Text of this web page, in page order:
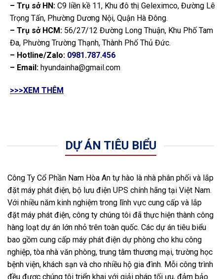
– Trụ sở HN: C9 liền kề 11, Khu đô thị Geleximco, Đường Lê
Trọng Tấn, Phường Dương Nội, Quận Hà Đông.
– Trụ sở HCM: 56/27/12 Đường Long Thuận, Khu Phố Tam
Đa, Phường Trường Thạnh, Thành Phố Thủ Đức.
– Hotline/Zalo: 0981.787.456
– Email: hyundainha@gmail.com
>>>XEM THÊM
DỰ ÁN TIÊU BIỂU
Công Ty Cổ Phần Nam Hòa An tự hào là nhà phân phối và lắp
đặt máy phát điện, bộ lưu điện UPS chính hãng tại Việt Nam.
Với nhiều năm kinh nghiệm trong lĩnh vực cung cấp và lắp
đặt máy phát điện, công ty chúng tôi đã thực hiện thành công
hàng loạt dự án lớn nhỏ trên toàn quốc. Các dự án tiêu biểu
bao gồm cung cấp máy phát điện dự phòng cho khu công
nghiệp, tòa nhà văn phòng, trung tâm thương mại, trường học
bệnh viện, khách sạn và cho nhiều hộ gia đình. Mỗi công trình
đều được chúng tôi triển khai với giải pháp tối ưu, đảm bảo